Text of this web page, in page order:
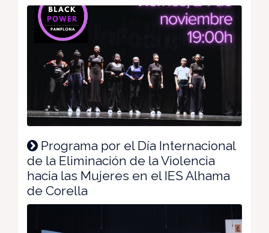
Programa por el Día Internacional
de la Eliminación de la Violencia
hacia las Mujeres en el IES Alhama
de Corella